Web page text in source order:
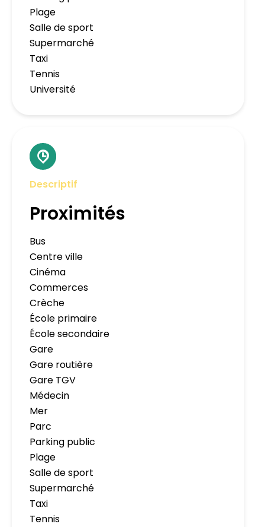
Plage
Salle de sport
Supermarché
Taxi
Tennis
Université
Descriptif
Proximités
Bus
Centre ville
Cinéma
Commerces
Crèche
École primaire
École secondaire
Gare
Gare routière
Gare TGV
Médecin
Mer
Parc
Parking public
Plage
Salle de sport
Supermarché
Taxi
Tennis